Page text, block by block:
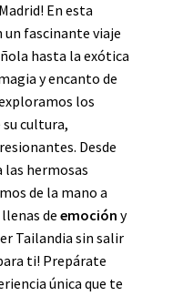
En esta
fascinante viaje
hasta la exótica
y encanto de
los
su cultura,
Desde
hermosas
de la mano a
de emoción y
Tailandia sin salir
ti! Prepárate
única que te